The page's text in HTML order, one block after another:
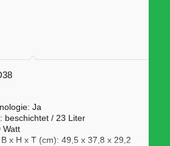
Ja
beschichtet / 23 Liter
Watt
x H x T (cm): 49,5 x 37,8 x 29,2